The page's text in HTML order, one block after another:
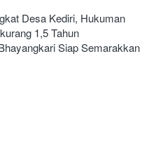
Desa Kediri, Hukuman
1,5 Tahun
Siap Semarakkan